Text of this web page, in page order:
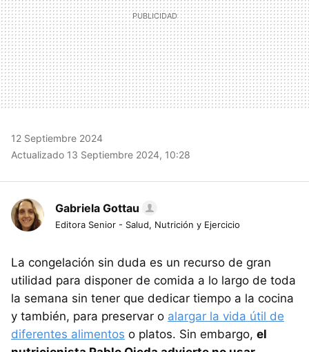
12 Septiembre 2024
Actualizado 13 Septiembre 2024, 10:28
Gabriela Gottau
Editora Senior - Salud, Nutrición y Ejercicio
La congelación sin duda es un recurso de gran
utilidad para disponer de comida a lo largo de toda
la semana sin tener que dedicar tiempo a la cocina
y también, para preservar o alargar la vida útil de
diferentes alimentos o platos. Sin embargo, el